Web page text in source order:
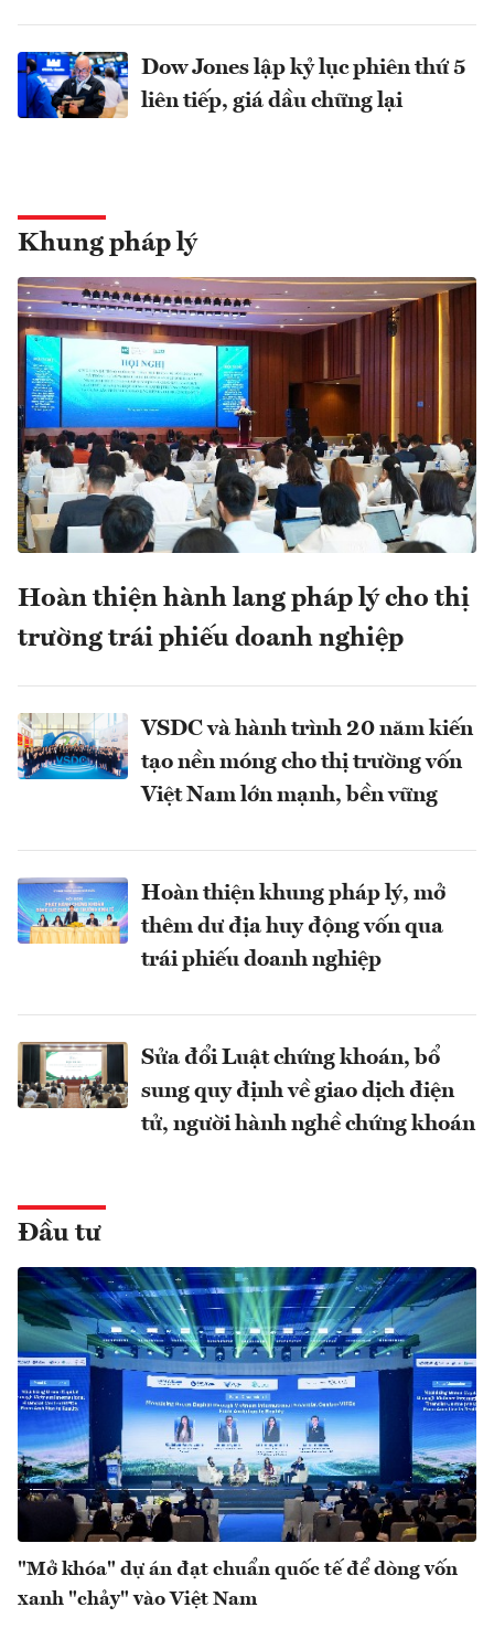
Dow Jones lập kỷ lục phiên thứ 5
liên tiếp, giá dầu chững lại
Khung pháp lý
Hoàn thiện hành lang pháp lý cho thị
trường trái phiếu doanh nghiệp
VSDC và hành trình 20 năm kiến
tạo nền móng cho thị trường vốn
Việt Nam lớn mạnh, bền vững
Hoàn thiện khung pháp lý, mở
thêm dư địa huy động vốn qua
trái phiếu doanh nghiệp
Sửa đổi Luật chứng khoán, bổ
sung quy định về giao dịch điện
tử, người hành nghề chứng khoán
Đầu tư
"Mở khóa" dự án đạt chuẩn quốc tế để dòng vốn
xanh "chảy" vào Việt Nam